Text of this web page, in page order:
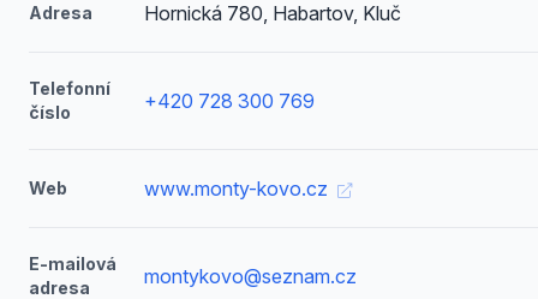
Adresa Hornická 780, Habartov, Kluč
Telefonní
číslo
+420 728 300 769
Web www.monty-kovo.cz
E-mailová
adresa
montykovo@seznam.cz